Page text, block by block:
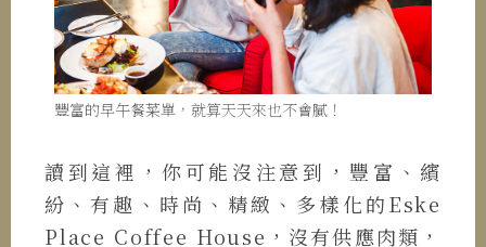
豐富的早午餐菜單，就算天天來也不會膩！
讀到這裡，你可能沒注意到，豐富、繽
紛、有趣、時尚、精緻、多樣化的Eske
Place Coffee House，沒有供應肉類，